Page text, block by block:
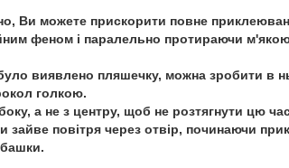
Ви можете прискорити повне
феном і паралельно протираючи
виявлено пляшечку, можна зробити в
голкою.
а не з центру, щоб не розтягнути цю
зайве повітря через отвір, починаючи